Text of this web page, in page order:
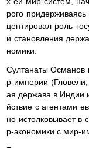
рого
центировал роль
и становления
номики.
Султанаты Османов
р-империи
ая держава в Индии
йствие с агентами
но истолковывает в
р-экономики с мир-